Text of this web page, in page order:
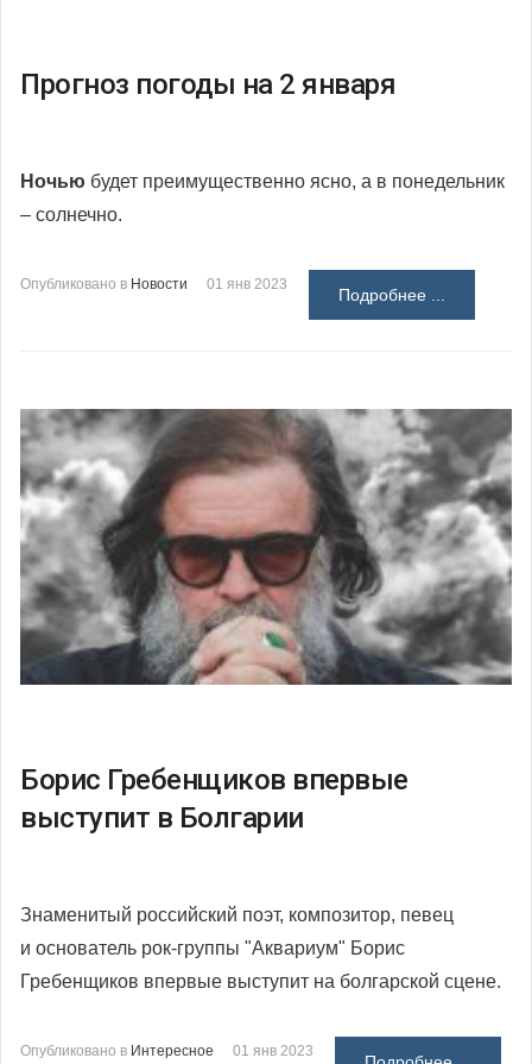
Прогноз погоды на 2 января
Ночью будет преимущественно ясно, а в понедельник
– солнечно.
Опубликовано в Новости 01 янв 2023
Подробнее ...
Борис Гребенщиков впервые
выступит в Болгарии
Знаменитый российский поэт, композитор, певец
и основатель рок-группы "Аквариум" Борис
Гребенщиков впервые выступит на болгарской сцене.
Опубликовано в Интересное 01 янв 2023